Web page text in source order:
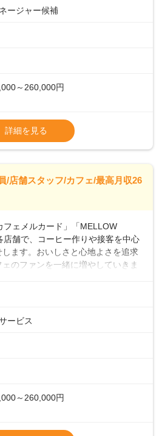
制充実コーヒーの知識から接客マ
が活躍しており、チームワークも
馴染める環境です。「カフェの接
になれたら、売上・シフト・在庫
っかり伝えていきますので、無理の
しょう！さらにマネージャーへの
ージャー候補
～260,000円
本エリア：月給21万4000～27万
キルを考慮の上、決定します。
業代および各種手当あり
なし
・西日本／月給26万7500円
(年3回)・店長職：年収410万円／
詳細を見る
/店舗スタッフ/カフェ/最高月収26
フェメルカード」「MELLOW
店舗で、コーヒー作りや接客を中心
ます。おいしさと心地よさを追求
のファンを一緒に増やしていきま
レジ対応軽食メニューの調理店内
識から接客マナーまで、先輩スタ
ームワークも抜群です。基本マニ
「カフェの接客は初めて」という
、店長を目指してみませんか。売
テップアップできる環境で、少しず
ービス
～260,000円